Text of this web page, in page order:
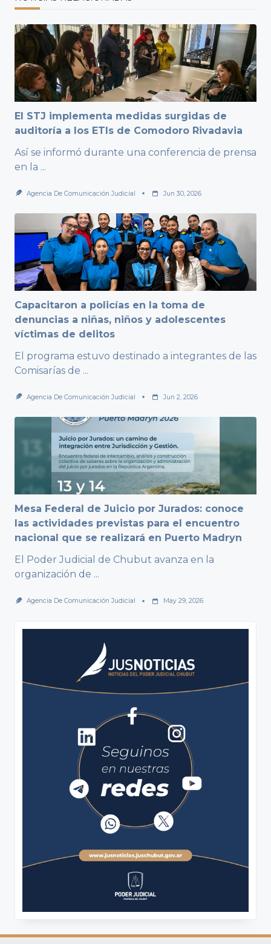
El STJ implementa medidas surgidas de
auditoría a los ETIs de Comodoro Rivadavia
Así se informó durante una conferencia de prensa
en la ...
Agencia De Comunicación Judicial Jun 30, 2026
Capacitaron a policías en la toma de
denuncias a niñas, niños y adolescentes
víctimas de delitos
El programa estuvo destinado a integrantes de las
Comisarías de ...
Agencia De Comunicación Judicial Jun 2, 2026
Mesa Federal de Juicio por Jurados: conoce
las actividades previstas para el encuentro
nacional que se realizará en Puerto Madryn
El Poder Judicial de Chubut avanza en la
organización de ...
Agencia De Comunicación Judicial May 29, 2026